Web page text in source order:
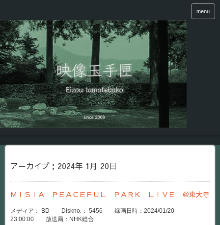
menu
アーカイブ：2024年 1月 20日
ＭＩＳＩＡ ＰＥＡＣＥＦＵＬ ＰＡＲＫ ＬＩＶＥ ＠東大寺
メディア： BD Diskno.： 5456 録画日時：2024/01/20
23:00:00 放送局：NHK総合